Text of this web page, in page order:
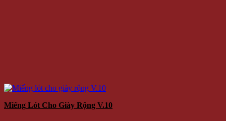
Miếng Lót Cho Giày Rộng V.10